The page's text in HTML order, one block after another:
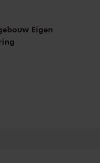
onweerstaanbaar
zangerige melodieën
vioolsterren als
laat Chooi
Eigen